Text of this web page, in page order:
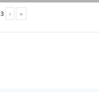
3 › »